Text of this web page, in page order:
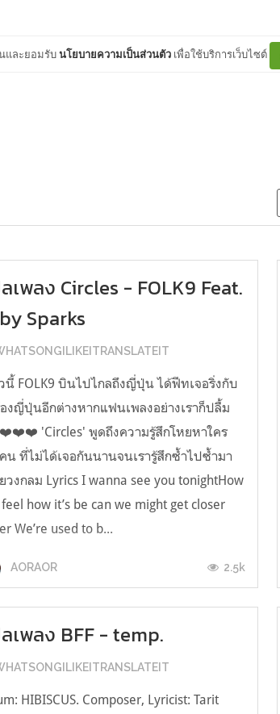
และยอมรับนโยบายความเป็นส่วนตัว เพื่อใช้บริการเว็บไซต์
เพลง Circles - FOLK9 Feat.
Sparks
นี้ FOLK9 บินไปไกลถึงญี่ปุ่น ได้ฟีทเจอริ่งกับ
งญี่ปุ่นอีกต่างหากแฟนเพลงอย่างเราก็ปลื้ม
'Circles' พูดถึงความรู้สึกโหยหาใคร
น ที่ไม่ได้เจอกันนานจนเรารู้สึกซ้ำไปซ้ำมา
วงกลม Lyrics I wanna see you tonightHow
how it’s be can we might get closer
We’re used to b...
AORAOR 2.5k
เพลง BFF - temp.
HIBISCUS. Composer, Lyricist: Tarit